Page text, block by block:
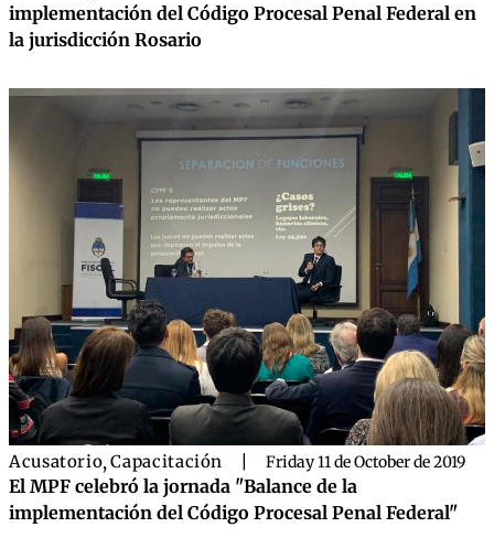
implementación del Código Procesal Penal Federal en
la jurisdicción Rosario
Acusatorio,Capacitación Friday 11 de October de 2019
El MPF celebró la jornada "Balance de la
implementación del Código Procesal Penal Federal"